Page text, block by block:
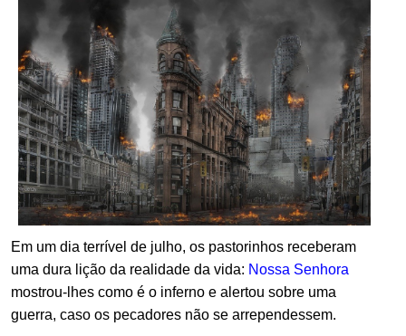
Em um dia terrível de julho, os pastorinhos receberam
uma dura lição da realidade da vida: Nossa Senhora
mostrou-lhes como é o inferno e alertou sobre uma
guerra, caso os pecadores não se arrependessem.